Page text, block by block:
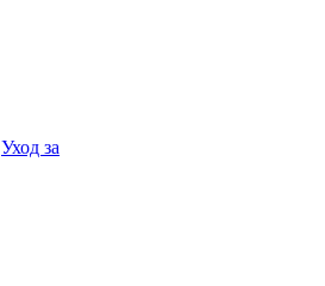
Уход за